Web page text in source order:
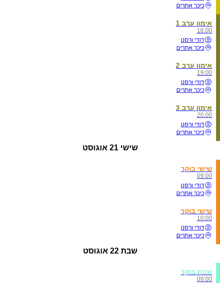
כיכר אתרים
אימון ערב 1
18:00
דודי ורסנו
כיכר אתרים
אימון ערב 2
19:00
דודי ורסנו
כיכר אתרים
אימון ערב 3
20:00
דודי ורסנו
כיכר אתרים
שישי 21 אוגוסט
שישי בוקר
09:00
דודי ורסנו
כיכר אתרים
שישי בוקר
10:00
דודי ורסנו
כיכר אתרים
שבת 22 אוגוסט
שבת בוקר
09:00